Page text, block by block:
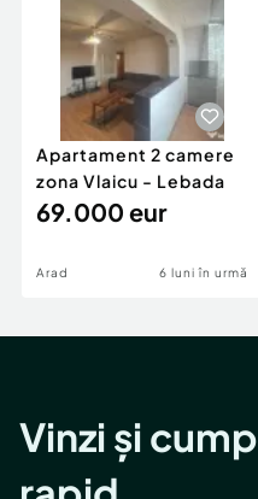
Apartament 2 camere
zona Vlaicu - Lebada
69.000 eur
Arad 6 luni în urmă
Vinzi și